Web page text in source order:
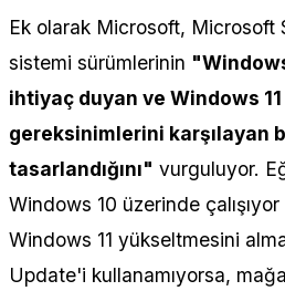
Ek olarak Microsoft, Microsoft
sistemi sürümlerinin
ihtiyaç duyan ve Windows
gereksinimlerini karşılayan
tasarlandığını" vurguluyor.
Windows 10 üzerinde
Windows 11 yükseltmesini
Update'i kullanamıyorsa,